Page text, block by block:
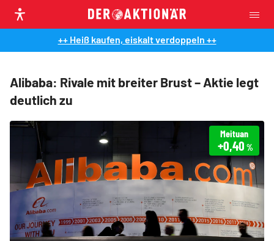
++ Heiß kaufen, eiskalt verdoppeln ++
Alibaba: Rivale mit breiter Brust – Aktie legt
deutlich zu
Meituan
+0,40 %